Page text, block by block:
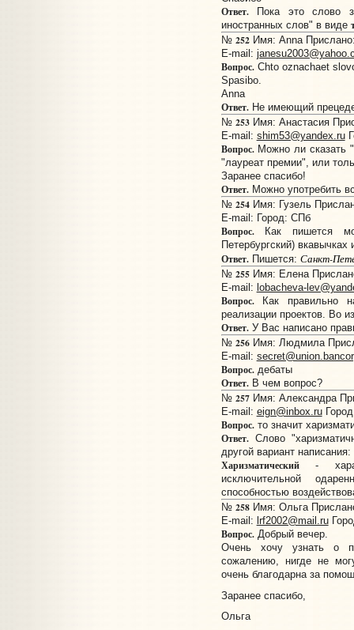
Ответ.Пока это слово
иностранных слов" в виде
№ 252Имя: Anna
E-mail:
Вопрос.Chto oznachaet
Spasibo.
Anna
Ответ.Не имеющий
№ 253Имя: Анастасия
E-mail: shim53@yandex.ru
Вопрос.Можно ли сказать
"лауреат премии", или
Заранее спасибо!
Ответ.Можно употребить
№ 254Имя: Гузель
E-mail: Город: СПб
Вопрос.Как пишется
Петербургский) вкавычках
Ответ.Пишется: Санкт-
№ 255Имя: Елена
E-mail: lobacheva-
Вопрос.Как правильно
реализации проектов. Во
Ответ.У Вас написано
№ 256Имя: Людмила
E-mail:
Вопрос.дебаты
Ответ.В чем вопрос?
№ 257Имя: Александра
E-mail: eign@inbox.ru
Вопрос.то значит
Ответ.Слово
другой вариант
Харизматический-
исключительной
способностью
№ 258Имя: Ольга
E-mail: lrf2002@mail.ru
Вопрос.Добрый вечер.
Очень хочу узнать о
сожалению, нигде не
очень благодарна за
Заранее спасибо,
Ольга